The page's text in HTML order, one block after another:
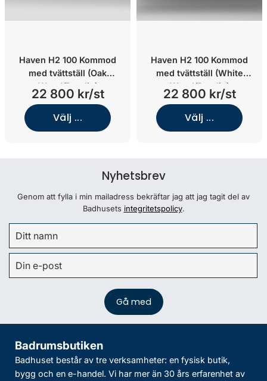
Haven H2 100 Kommod
med tvättställ (Oak
Wood/Porslin)
22 800 kr/st
Välj ...
Haven H2 100 Kommod
med tvättställ (White
Wood/Porslin)
22 800 kr/st
Välj ...
Nyhetsbrev
Genom att fylla i min mailadress bekräftar jag att jag tagit del av
Badhusets integritetspolicy.
Badrumsbutiken
Badhuset består av tre verksamheter: en fysisk butik,
bygg och en e-handel. Vi har mer än 30 års erfarenhet av